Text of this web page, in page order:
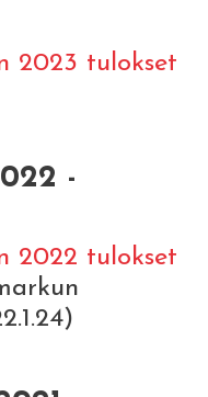
2023 tulokset
-
2022 tulokset